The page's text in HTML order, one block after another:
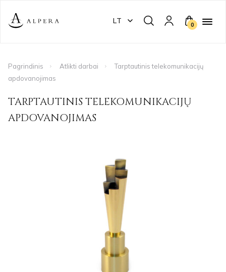
LT 0
Pagrindinis Atlikti darbai
Tarptautinis telekomunikacijų
apdovanojimas
TARPTAUTINIS TELEKOMUNIKACIJŲ
APDOVANOJIMAS